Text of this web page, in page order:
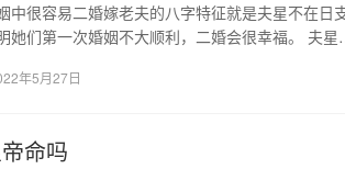
中很容易二婚嫁老夫的八字特征就是夫星不在
她们第一次婚姻不大顺利，二婚会很幸福。 夫
年5月27日
命吗